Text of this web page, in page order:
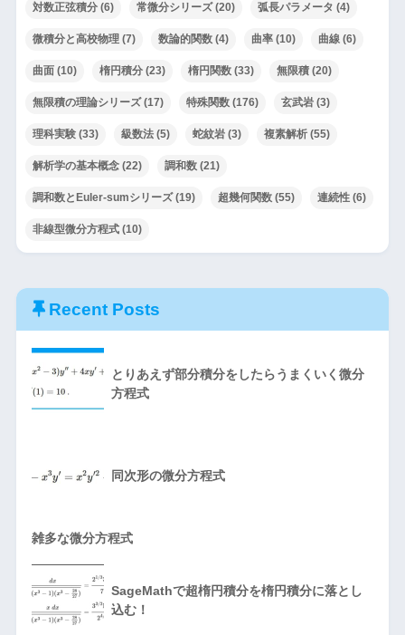
対数正弦積分(6) 常微分シリーズ(20) 弧長パラメータ (4)
微積分と高校物理(7) 数論的関数(4) 曲率(10) 曲線(6)
曲面(10) 楕円積分(23) 楕円関数(33) 無限積(20)
無限積の理論シリーズ(17) 特殊関数(176) 玄武岩(3)
理科実験(33) 級数法(5) 蛇紋岩(3) 複素解析(55)
解析学の基本概念(22) 調和数(21)
調和数とEuler-sumシリーズ(19) 超幾何関数(55) 連続性(6)
非線型微分方程式(10)
Recent Posts
とりあえず部分積分をしたらうまくいく微分
方程式
同次形の微分方程式
雑多な微分方程式
SageMathで超楕円積分を楕円積分に落とし
込む！